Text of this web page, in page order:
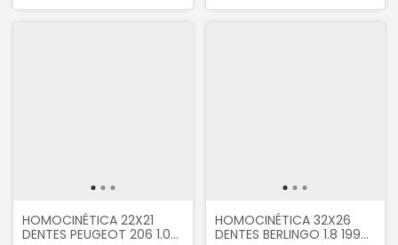
HOMOCINÉTICA 22X21
DENTES PEUGEOT 206 1.0
HOMOCINÉTICA 32X26
DENTES BERLINGO 1.8 1997